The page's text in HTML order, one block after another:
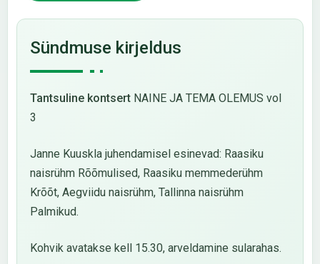
Sündmuse kirjeldus
Tantsuline kontsert NAINE JA TEMA OLEMUS vol
3
Janne Kuuskla juhendamisel esinevad: Raasiku
naisrühm Rõõmulised, Raasiku memmederühm
Krõõt, Aegviidu naisrühm, Tallinna naisrühm
Palmikud.
Kohvik avatakse kell 15.30, arveldamine sularahas.